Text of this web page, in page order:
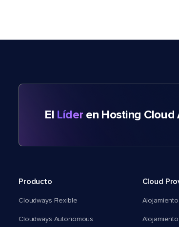
El Líder en Hosting Cloud
Producto
Cloudways Flexible
Cloudways Autonomous
Cloud